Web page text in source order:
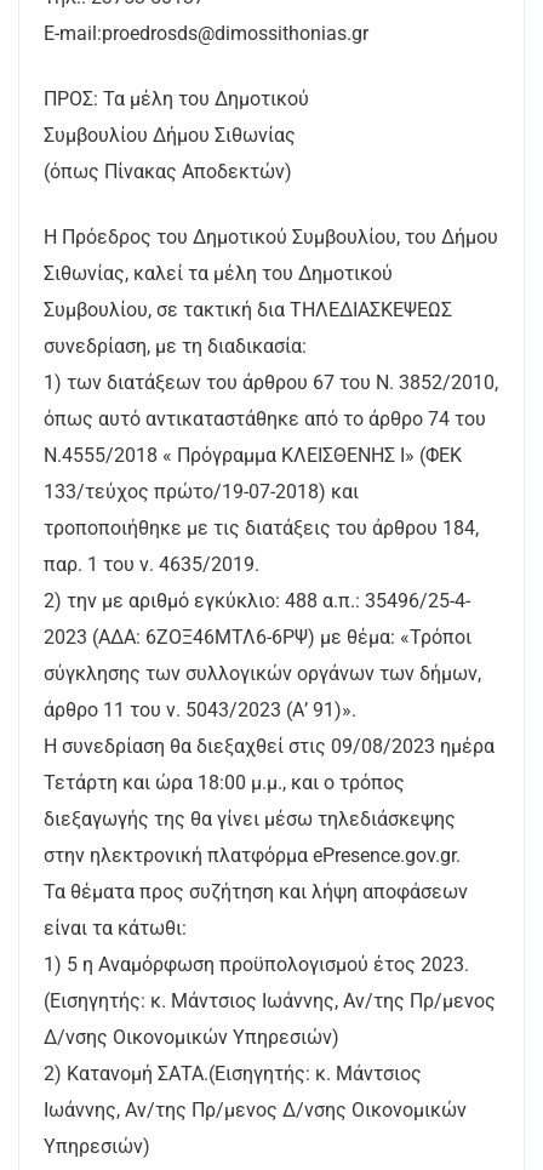
E-mail:proedrosds@dimossithonias.gr
ΠΡΟΣ: Τα μέλη του Δημοτικού
Συμβουλίου Δήμου Σιθωνίας
(όπως Πίνακας Αποδεκτών)
Η Πρόεδρος του Δημοτικού Συμβουλίου, του Δήμου
Σιθωνίας, καλεί τα μέλη του Δημοτικού
Συμβουλίου, σε τακτική δια ΤΗΛΕΔΙΑΣΚΕΨΕΩΣ
συνεδρίαση, με τη διαδικασία:
1) των διατάξεων του άρθρου 67 του Ν. 3852/2010,
όπως αυτό αντικαταστάθηκε από το άρθρο 74 του
Ν.4555/2018 « Πρόγραμμα ΚΛΕΙΣΘΕΝΗΣ Ι» (ΦΕΚ
133/τεύχος πρώτο/19-07-2018) και
τροποποιήθηκε με τις διατάξεις του άρθρου 184,
παρ. 1 του ν. 4635/2019.
2) την με αριθμό εγκύκλιο: 488 α.π.: 35496/25-4-
2023 (ΑΔΑ: 6ΖΟΞ46ΜΤΛ6-6ΡΨ) με θέμα: «Τρόποι
σύγκλησης των συλλογικών οργάνων των δήμων,
άρθρο 11 του ν. 5043/2023 (Α’ 91)».
Η συνεδρίαση θα διεξαχθεί στις 09/08/2023 ημέρα
Τετάρτη και ώρα 18:00 μ.μ., και ο τρόπος
διεξαγωγής της θα γίνει μέσω τηλεδιάσκεψης
στην ηλεκτρονική πλατφόρμα ePresence.gov.gr.
Τα θέματα προς συζήτηση και λήψη αποφάσεων
είναι τα κάτωθι:
1) 5 η Αναμόρφωση προϋπολογισμού έτος 2023.
(Εισηγητής: κ. Μάντσιος Ιωάννης, Αν/της Πρ/μενος
Δ/νσης Οικονομικών Υπηρεσιών)
2) Κατανομή ΣΑΤΑ.(Εισηγητής: κ. Μάντσιος
Ιωάννης, Αν/της Πρ/μενος Δ/νσης Οικονομικών
Υπηρεσιών)